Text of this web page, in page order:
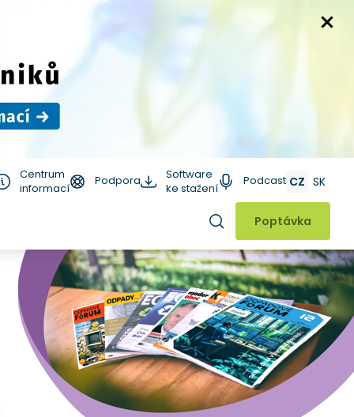
Centrum
informací
Podpora
Software
ke stažení
Podcast CZ SK
Hledat
Poptávka